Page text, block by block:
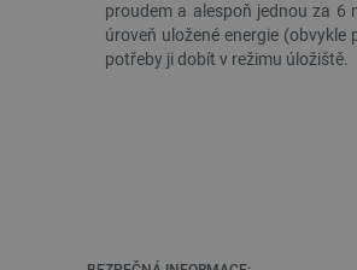
proudem a alespoň jednou za 6
úroveň uložené energie
potřeby ji dobít v režimu úložiště.